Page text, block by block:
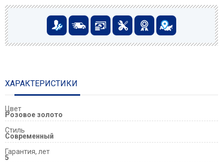
ХАРАКТЕРИСТИКИ
Цвет
Розовое золото
Стиль
Современный
Гарантия, лет
5